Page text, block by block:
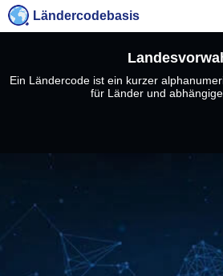
Ländercodebasis
Ein Ländercode ist ein kurzer
für Länder und